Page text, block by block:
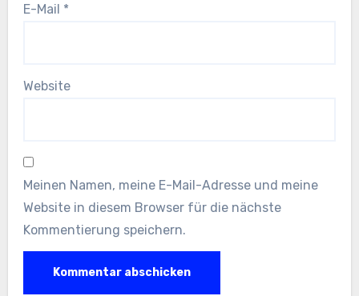
E-Mail *
Website
Meinen Namen, meine E-Mail-Adresse und meine
Website in diesem Browser für die nächste
Kommentierung speichern.